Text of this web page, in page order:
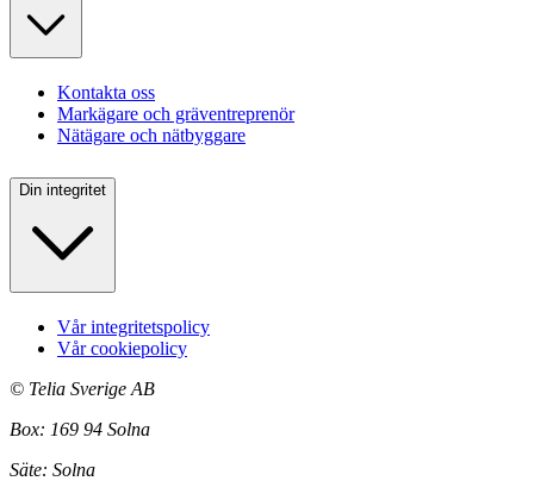
Kontakta oss
Markägare och gräventreprenör
Nätägare och nätbyggare
Din integritet
Vår integritetspolicy
Vår cookiepolicy
© Telia Sverige AB
Box: 169 94 Solna
Säte: Solna